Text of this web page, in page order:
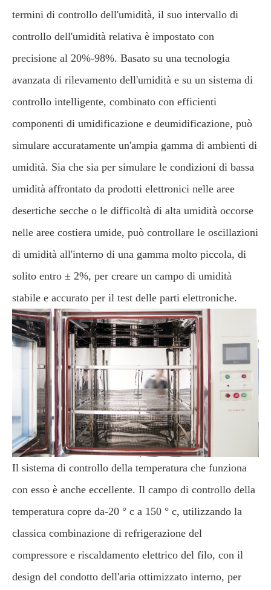
termini di controllo dell'umidità, il suo intervallo di
controllo dell'umidità relativa è impostato con
precisione al 20%-98%. Basato su una tecnologia
avanzata di rilevamento dell'umidità e su un sistema di
controllo intelligente, combinato con efficienti
componenti di umidificazione e deumidificazione, può
simulare accuratamente un'ampia gamma di ambienti di
umidità. Sia che sia per simulare le condizioni di bassa
umidità affrontato da prodotti elettronici nelle aree
desertiche secche o le difficoltà di alta umidità occorse
nelle aree costiera umide, può controllare le oscillazioni
di umidità all'interno di una gamma molto piccola, di
solito entro ± 2%, per creare un campo di umidità
stabile e accurato per il test delle parti elettroniche.
Il sistema di controllo della temperatura che funziona
con esso è anche eccellente. Il campo di controllo della
temperatura copre da-20 ° c a 150 ° c, utilizzando la
classica combinazione di refrigerazione del
compressore e riscaldamento elettrico del filo, con il
design del condotto dell'aria ottimizzato interno, per